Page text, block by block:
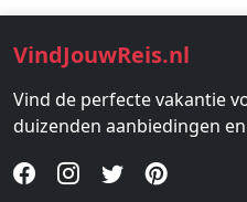
VindJouwReis.nl
Vind de perfecte vakantie
duizenden aanbiedingen